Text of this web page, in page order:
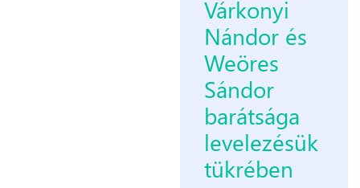
Várkonyi
Nándor és
Weöres
Sándor
barátsága
levelezésük
tükrében